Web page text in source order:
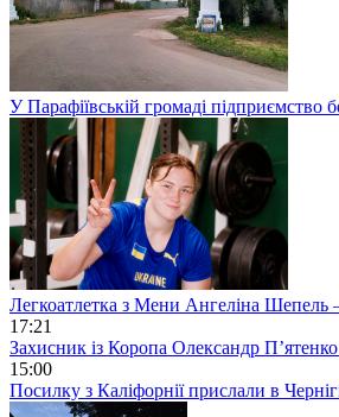
У Парафіївській громаді
Легкоатлетка з Мени Ангеліна Шепель
17:21
Захисник із Коропа Олександр
15:00
Посилку з Каліфорнії прислали в